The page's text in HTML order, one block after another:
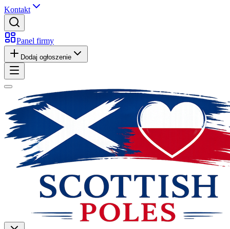
Kontakt
Panel firmy
Dodaj ogłoszenie